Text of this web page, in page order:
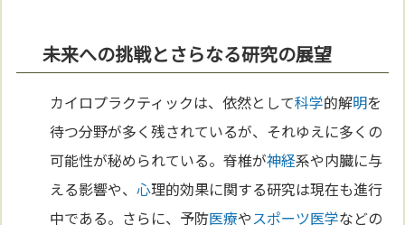
未来への挑戦とさらなる研究の展望
カイロプラクティックは、依然として科学的解明を
待つ分野が多く残されているが、それゆえに多くの
可能性が秘められている。脊椎が神経系や内臓に与
える影響や、心理的効果に関する研究は現在も進行
中である。さらに、予防医療やスポーツ医学などの